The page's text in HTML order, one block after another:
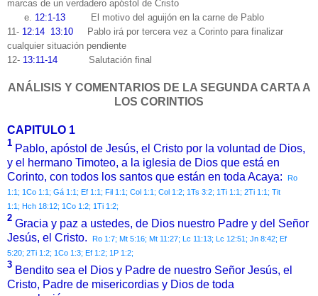
marcas de un verdadero apóstol de Cristo
e. 12:1-13 El motivo del aguijón en la carne de Pablo
11- 12:14 13:10 Pablo irá por tercera vez a Corinto para finalizar
cualquier situación pendiente
12- 13:11-14 Salutación final
ANÁLISIS Y COMENTARIOS DE LA SEGUNDA CARTA A
LOS CORINTIOS
CAPITULO 1
1 Pablo, apóstol de Jesús, el Cristo por la voluntad de Dios,
y el hermano Timoteo, a la iglesia de Dios que está en
Corinto, con todos los santos que están en toda Acaya:
Ro
1:1; 1Co 1:1; Gá 1:1; Ef 1:1; Fil 1:1; Col 1:1; Col 1:2; 1Ts 3:2; 1Ti 1:1; 2Ti 1:1; Tit
1:1; Hch 18:12; 1Co 1:2; 1Ti 1:2;
2 Gracia y paz a ustedes, de Dios nuestro Padre y del Señor
Jesús, el Cristo.
Ro 1:7; Mt 5:16; Mt 11:27; Lc 11:13; Lc 12:51; Jn 8:42; Ef
5:20; 2Ti 1:2; 1Co 1:3; Ef 1:2; 1P 1:2;
3 Bendito sea el Dios y Padre de nuestro Señor Jesús, el
Cristo, Padre de misericordias y Dios de toda